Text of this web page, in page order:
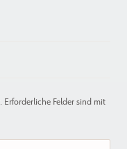
Erforderliche Felder sind mit